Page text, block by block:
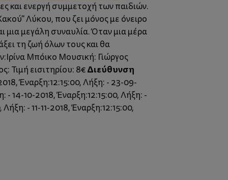
και ενεργή συμμετοχή των παιδιών.
Λύκου, που ζει μόνος με όνειρο
μια μεγάλη συναυλία. Όταν μια μέρα
τη ζωή όλων τους και θα
Μπόικο Μουσική: Γιώργος
Τιμή εισιτηρίου: 8€Διεύθυνση
Έναρξη:12:15:00, Λήξη: - 23-09-
- 14-10-2018, Έναρξη:12:15:00, Λήξη: -
- 11-11-2018, Έναρξη:12:15:00,